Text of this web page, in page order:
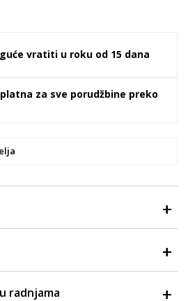
vratiti u roku od 15 dana
za sve porudžbine preko
radnjama